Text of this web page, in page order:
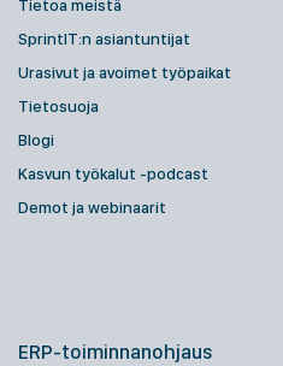
Tietoa meistä
SprintIT:n asiantuntijat
Urasivut ja avoimet työpaikat
Tietosuoja
Blogi
Kasvun työkalut -podcast
Demot ja webinaarit
ERP-toiminnanohjaus